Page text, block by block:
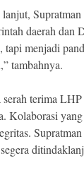
daerah dan
tapi menjadi
tambahnya.
serah terima
Kolaborasi